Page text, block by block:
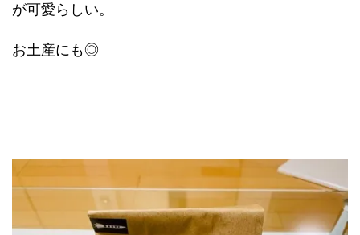
が可愛らしい。
お土産にも◎